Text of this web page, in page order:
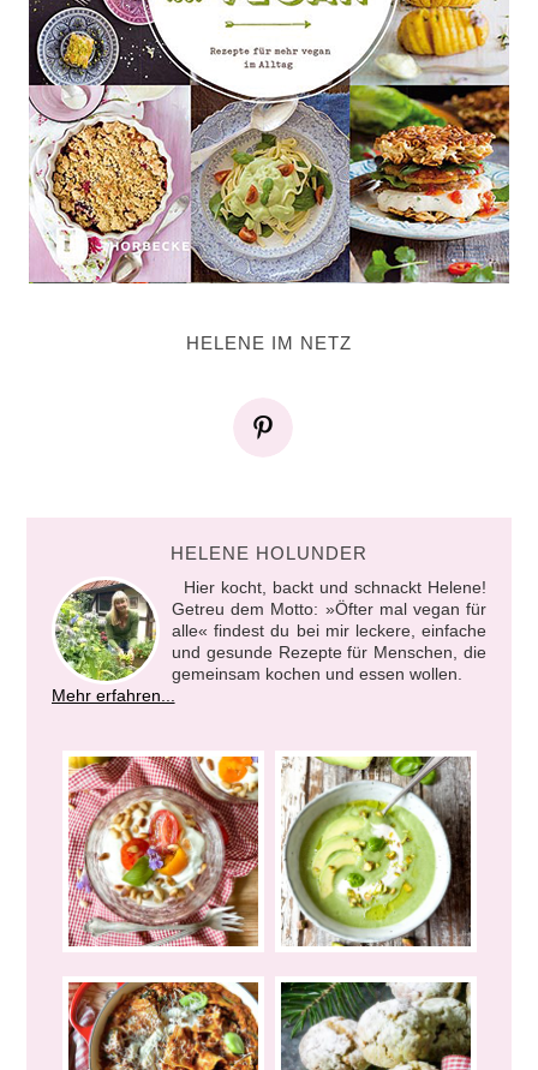
HELENE IM NETZ
HELENE HOLUNDER
Hier kocht, backt und schnackt Helene!
Getreu dem Motto: »Öfter mal vegan für
alle« findest du bei mir leckere, einfache
und gesunde Rezepte für Menschen, die
gemeinsam kochen und essen wollen.
Mehr erfahren...